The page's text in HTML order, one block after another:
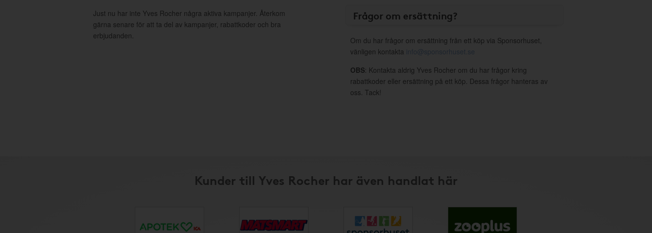
Just nu har inte Yves Rocher några aktiva kampanjer. Återkom
gärna senare för att ta del av kampanjer, rabattkoder och bra
erbjudanden.
Frågor om ersättning?
Om du har frågor om ersättning från ett köp via Sponsorhuset,
vänligen kontakta info@sponsorhuset.se
OBS: Kontakta aldrig Yves Rocher om du har frågor kring
rabattkoder eller ersättning på ett köp. Dessa frågor hanteras av
oss. Tack!
Kunder till Yves Rocher har även handlat här